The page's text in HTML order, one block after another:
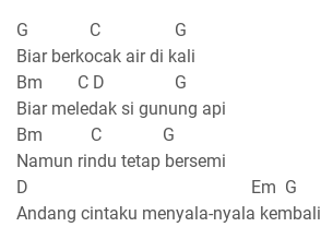
G C G
Biar berkocak air di kali
Bm C D G
Biar meledak si gunung api
Bm C G
Namun rindu tetap bersemi
D Em G
Andang cintaku menyala-nyala kembali